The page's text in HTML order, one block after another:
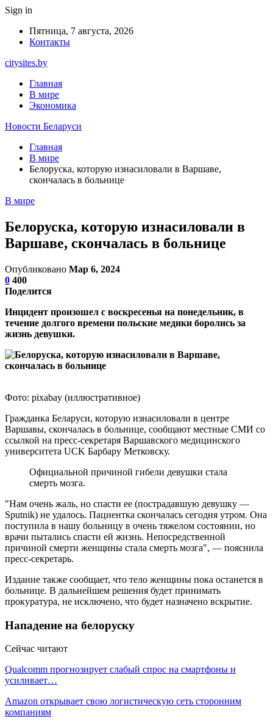
Sign in
Пятница, 7 августа, 2026
Контакты
citysites.by
Главная
В мире
Экономика
Новости Беларуси
Главная
В мире
Белоруска, которую изнасиловали в Варшаве,
скончалась в больнице
В мире
Белоруска, которую изнасиловали в
Варшаве, скончалась в больнице
Опубликовано Мар 6, 2024
0 400
Поделится
Инцидент произошел с воскресенья на понедельник, в
течение долгого времени польские медики боролись за
жизнь девушки.
Фото: pixabay (иллюстративное)
Гражданка Беларуси, которую изнасиловали в центре
Варшавы, скончалась в больнице, сообщают местные СМИ со
ссылкой на пресс-секретаря Варшавского медицинского
университета UCK Барбару Метковску.
Официальной причиной гибели девушки стала
смерть мозга.
"Нам очень жаль, но спасти ее (пострадавшую девушку —
Sputnik) не удалось. Пациентка скончалась сегодня утром. Она
поступила в нашу больницу в очень тяжелом состоянии, но
врачи пытались спасти ей жизнь. Непосредственной
причиной смерти женщины стала смерть мозга", — пояснила
пресс-секретарь.
Издание также сообщает, что тело женщины пока останется в
больнице. В дальнейшем решения будет принимать
прокуратура, не исключено, что будет назначено вскрытие.
Нападение на белоруску
Сейчас читают
Qualcomm прогнозирует слабый спрос на смартфоны и
усиливает…
Amazon открывает свою логистическую сеть сторонним
компаниям